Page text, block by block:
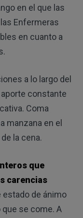
en el que las
Enfermeras
en cuanto a
a lo largo del
constante
Coma
manzana en el
la cena.
que
carencias
estado de ánimo
se come. A